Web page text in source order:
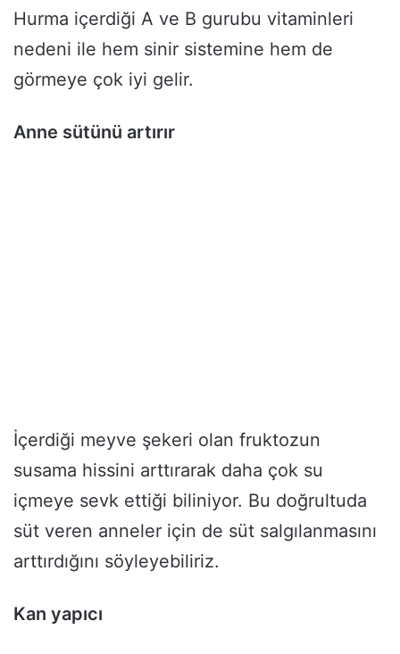
Hurma içerdiği A ve B gurubu vitaminleri
nedeni ile hem sinir sistemine hem de
görmeye çok iyi gelir.
Anne sütünü artırır
İçerdiği meyve şekeri olan fruktozun
susama hissini arttırarak daha çok su
içmeye sevk ettiği biliniyor. Bu doğrultuda
süt veren anneler için de süt salgılanmasını
arttırdığını söyleyebiliriz.
Kan yapıcı